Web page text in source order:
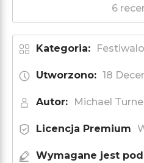
6
Kategoria:
Utworzono: 18
Autor: Michael
Licencja Premium
Wymagane jest